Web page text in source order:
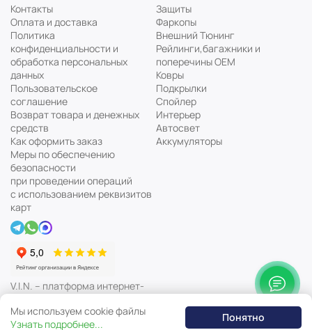
Контакты
Оплата и доставка
Политика
конфиденциальности и
обработка персональных
данных
Пользовательское
соглашение
Возврат товара и денежных
средств
Как оформить заказ
Меры по обеспечению
безопасности
при проведении операций
с использованием реквизитов
карт
V.I.N. – платформа интернет-
Защиты
Фаркопы
Внешний Тюнинг
Рейлинги,багажники и
поперечины ОЕМ
Ковры
Подкрылки
Спойлер
Интерьер
Автосвет
Аккумуляторы
Мы используем cookie файлы
Узнать подробнее...
Понятно